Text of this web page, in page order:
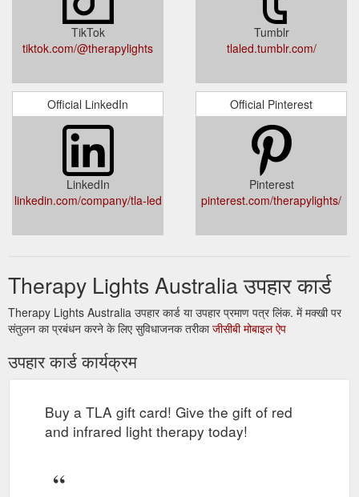
TikTok
tiktok.com/@therapylights
Tumblr
tlaled.tumblr.com/
Official LinkedIn
LinkedIn
linkedin.com/company/tla-led
Official Pinterest
Pinterest
pinterest.com/therapylights/
Therapy Lights Australia उपहार कार्ड
Therapy Lights Australia उपहार कार्ड या उपहार प्रमाण पत्र लिंक. में मक्खी पर
संतुलन का प्रबंधन करने के लिए सुविधाजनक तरीकाजीसीबी मोबाइल ऐप
उपहार कार्ड कार्यक्रम
Buy a TLA gift card! Give the gift of red
and infrared light therapy today!